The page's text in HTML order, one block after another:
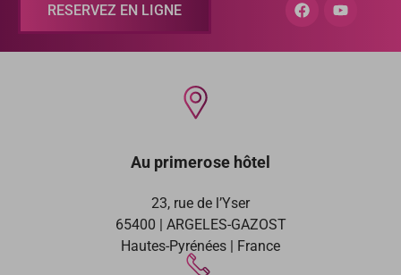
RESERVEZ EN LIGNE
Au primerose hôtel
23, rue de l’Yser
65400 | ARGELES-GAZOST
Hautes-Pyrénées | France